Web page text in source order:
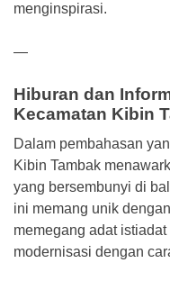
menginspirasi.
—
Hiburan dan
Kecamatan Kibin
Dalam pembahasan
Kibin Tambak
yang bersembunyi di
ini memang unik
memegang adat
modernisasi dengan